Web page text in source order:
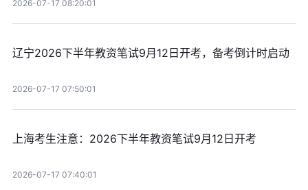
2026-07-17 08:20:01
辽宁2026下半年教资笔试9月12日开考，备考倒计时启动
2026-07-17 07:50:01
上海考生注意：2026下半年教资笔试9月12日开考
2026-07-17 07:40:01